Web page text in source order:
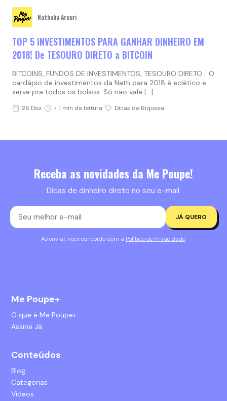
Nathalia Arcuri
TOP 5 INVESTIMENTOS PARA GANHAR DINHEIRO EM
2018! De TESOURO DIRETO a BITCOIN
BITCOINS, FUNDOS DE INVESTIMENTOS, TESOURO DIRETO… O
cardápio de investimentos da Nath para 2018 é eclético e
serve pra todos os bolsos. Só não vale […]
26 Dez < 1 min de leitura Dicas de Riqueza
Receba as novidades da Me Poupe!
Dicas de dinheiro direto no seu e-mail.
JÁ QUERO
Ao enviar, você concorda com a Política de Privacidade
Me Poupe+
O que é Me Poupe+
Assine Já
Conteúdos
Blog
Categorias
Vídeos